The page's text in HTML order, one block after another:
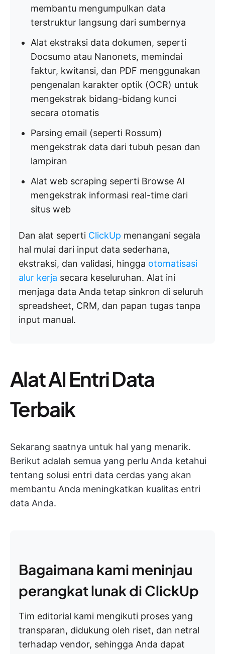
membantu mengumpulkan data
terstruktur langsung dari sumbernya
Alat ekstraksi data dokumen, seperti
Docsumo atau Nanonets, memindai
faktur, kwitansi, dan PDF menggunakan
pengenalan karakter optik (OCR) untuk
mengekstrak bidang-bidang kunci
secara otomatis
Parsing email (seperti Rossum)
mengekstrak data dari tubuh pesan dan
lampiran
Alat web scraping seperti Browse AI
mengekstrak informasi real-time dari
situs web
Dan alat seperti ClickUp menangani segala
hal mulai dari input data sederhana,
ekstraksi, dan validasi, hingga otomatisasi
alur kerja secara keseluruhan. Alat ini
menjaga data Anda tetap sinkron di seluruh
spreadsheet, CRM, dan papan tugas tanpa
input manual.
Alat AI Entri Data
Terbaik
Sekarang saatnya untuk hal yang menarik.
Berikut adalah semua yang perlu Anda ketahui
tentang solusi entri data cerdas yang akan
membantu Anda meningkatkan kualitas entri
data Anda.
Bagaimana kami meninjau
perangkat lunak di ClickUp
Tim editorial kami mengikuti proses yang
transparan, didukung oleh riset, dan netral
terhadap vendor, sehingga Anda dapat